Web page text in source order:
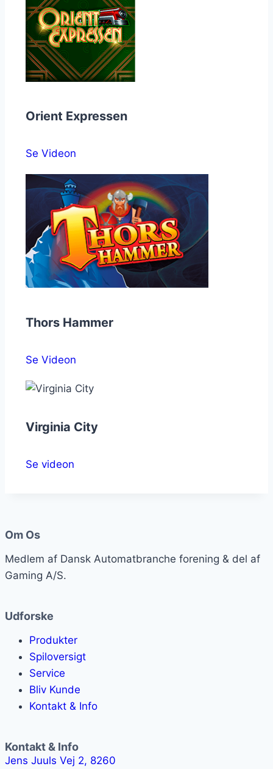
Orient Expressen
Se Videon
Thors Hammer
Se Videon
Virginia City
Se videon
Om Os
Medlem af Dansk Automatbranche forening & del af
Gaming A/S.
Udforske
Produkter
Spiloversigt
Service
Bliv Kunde
Kontakt & Info
Kontakt & Info
Jens Juuls Vej 2, 8260